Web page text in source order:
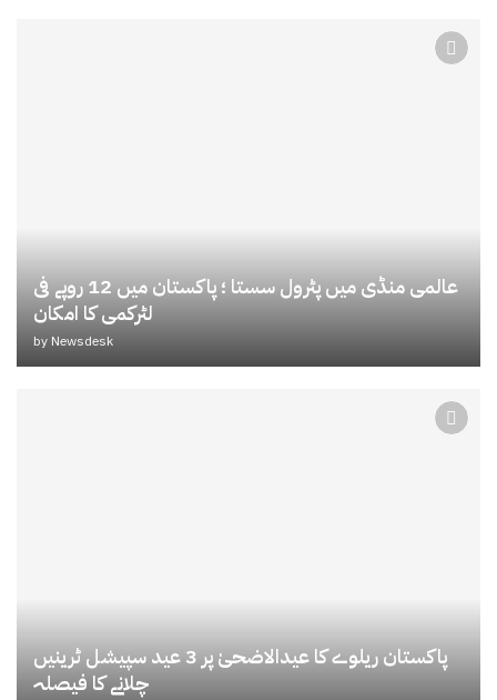
عالمی منڈی میں پٹرول سستا ؛ پاکستان میں 12 روپے فی
لٹرکمی کا امکان
byNewsdesk
پاکستان ریلوے کا عیدالاضحیٰ پر 3 عید سپیشل ٹرینیں
چلانے کا فیصلہ